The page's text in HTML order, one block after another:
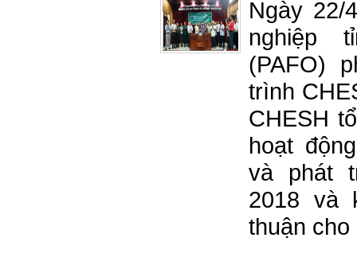
Ngày 22/
nghiệp
(PAFO)
trình
CHESH
hoạt
và phát
2018 và
thuận cho